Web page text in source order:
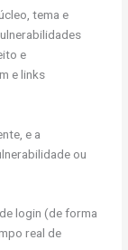
tema e
e
e links
e a
ou
login (de forma
real de